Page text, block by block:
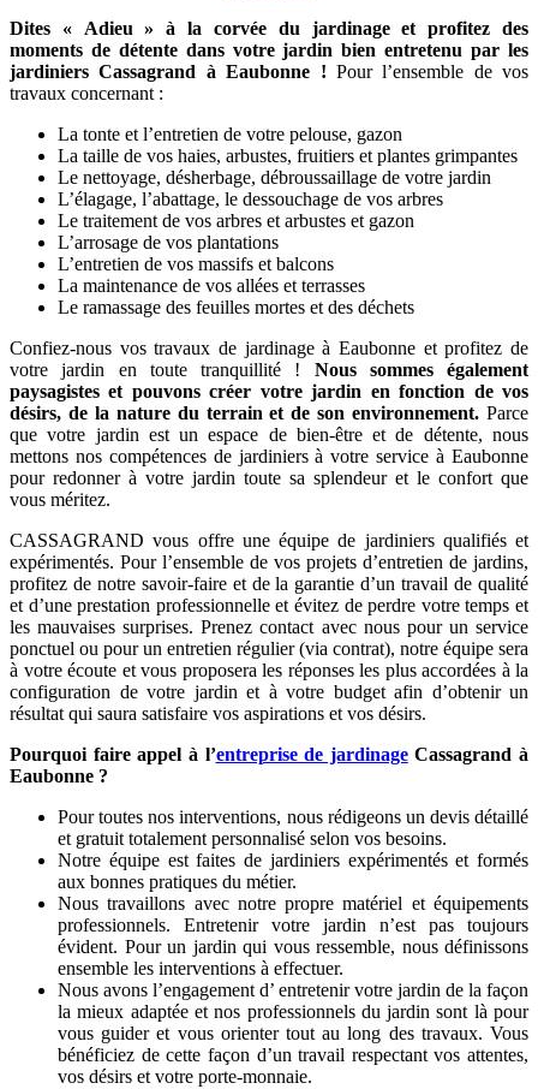
Dites « Adieu » à la corvée du jardinage et profitez des
moments de détente dans votre jardin bien entretenu par les
jardiniers Cassagrand à Eaubonne ! Pour l’ensemble de vos
travaux concernant :
La tonte et l’entretien de votre pelouse, gazon
La taille de vos haies, arbustes, fruitiers et plantes grimpantes
Le nettoyage, désherbage, débroussaillage de votre jardin
L’élagage, l’abattage, le dessouchage de vos arbres
Le traitement de vos arbres et arbustes et gazon
L’arrosage de vos plantations
L’entretien de vos massifs et balcons
La maintenance de vos allées et terrasses
Le ramassage des feuilles mortes et des déchets
Confiez-nous vos travaux de jardinage à Eaubonne et profitez de
votre jardin en toute tranquillité ! Nous sommes également
paysagistes et pouvons créer votre jardin en fonction de vos
désirs, de la nature du terrain et de son environnement. Parce
que votre jardin est un espace de bien-être et de détente, nous
mettons nos compétences de jardiniers à votre service à Eaubonne
pour redonner à votre jardin toute sa splendeur et le confort que
vous méritez.
CASSAGRAND vous offre une équipe de jardiniers qualifiés et
expérimentés. Pour l’ensemble de vos projets d’entretien de jardins,
profitez de notre savoir-faire et de la garantie d’un travail de qualité
et d’une prestation professionnelle et évitez de perdre votre temps et
les mauvaises surprises. Prenez contact avec nous pour un service
ponctuel ou pour un entretien régulier (via contrat), notre équipe sera
à votre écoute et vous proposera les réponses les plus accordées à la
configuration de votre jardin et à votre budget afin d’obtenir un
résultat qui saura satisfaire vos aspirations et vos désirs.
Pourquoi faire appel à l’entreprise de jardinageCassagrand à
Eaubonne ?
Pour toutes nos interventions, nous rédigeons un devis détaillé
et gratuit totalement personnalisé selon vos besoins.
Notre équipe est faites de jardiniers expérimentés et formés
aux bonnes pratiques du métier.
Nous travaillons avec notre propre matériel et équipements
professionnels. Entretenir votre jardin n’est pas toujours
évident. Pour un jardin qui vous ressemble, nous définissons
ensemble les interventions à effectuer.
Nous avons l’engagement d’ entretenir votre jardin de la façon
la mieux adaptée et nos professionnels du jardin sont là pour
vous guider et vous orienter tout au long des travaux. Vous
bénéficiez de cette façon d’un travail respectant vos attentes,
vos désirs et votre porte-monnaie.